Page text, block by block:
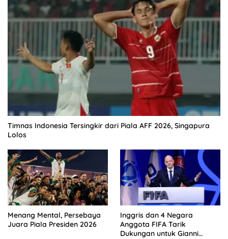
Timnas Indonesia Tersingkir dari Piala AFF 2026, Singapura
Lolos
Menang Mental, Persebaya
Juara Piala Presiden 2026
Inggris dan 4 Negara
Anggota FIFA Tarik
Dukungan untuk Gianni